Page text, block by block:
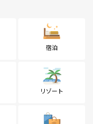
宿泊
リゾート